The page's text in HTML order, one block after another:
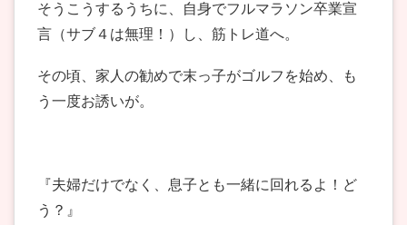
そうこうするうちに、自身でフルマラソン卒業宣
言（サブ４は無理！）し、筋トレ道へ。
その頃、家人の勧めで末っ子がゴルフを始め、も
う一度お誘いが。
『夫婦だけでなく、息子とも一緒に回れるよ！ど
う？』